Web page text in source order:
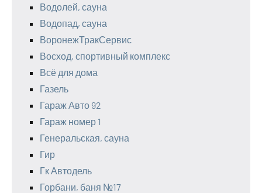
Водолей, сауна
Водопад, сауна
ВоронежТракСервис
Восход, спортивный комплекс
Всё для дома
Газель
Гараж Авто 92
Гараж номер 1
Генеральская, сауна
Гир
Гк Автодель
Горбани, баня №17